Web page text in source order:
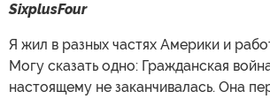
SixplusFour
Я жил в разных частях Америки и
Могу сказать одно: Гражданская
настоящему не заканчивалась. Она